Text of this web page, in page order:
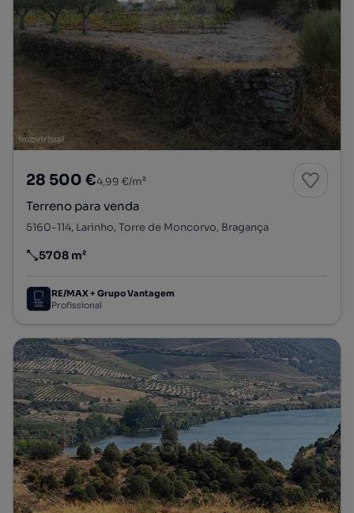
28 500 €4,99 €/m²
Terreno para venda
5160-114, Larinho, Torre de Moncorvo, Bragança
Preço por metro quadrado
5708 m²
RE/MAX + Grupo Vantagem
Profissional